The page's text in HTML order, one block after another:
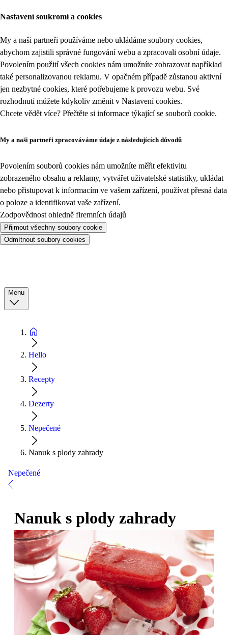
Nastavení soukromí a cookies
My a naši partneři používáme nebo ukládáme soubory cookies,
abychom zajistili správné fungování webu a zpracovali osobní údaje.
Povolením použití všech cookies nám umožníte zobrazovat například
také personalizovanou reklamu. V opačném případě zůstanou aktivní
jen nezbytné cookies, které potřebujeme k provozu webu. Své
rozhodnutí můžete kdykoliv změnit v Nastavení cookies.
Chcete vědět více? Přečtěte si informace týkající se souborů cookie.
My a naši partneři zpracováváme údaje z následujících důvodů
Povolením souborů cookies nám umožníte měřit efektivitu
zobrazeného obsahu a reklamy, vytvářet uživatelské statistiky, ukládat
nebo přistupovat k informacím ve vašem zařízení, používat přesná data
o poloze a identifikovat vaše zařízení.
Zodpovědnost ohledně firemních údajů
Přijmout všechny soubory cookie
Odmítnout soubory cookies
Menu
Hello
Recepty
Dezerty
Nepečené
Nanuk s plody zahrady
Nepečené
Nanuk s plody zahrady